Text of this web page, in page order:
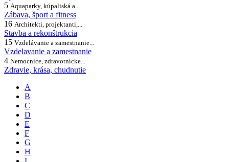
5 Aquaparky, kúpaliská a...
Zábava, šport a fitness
16 Architekti, projektanti,...
Stavba a rekonštrukcia
15 Vzdelávanie a zamestnanie...
Vzdelavanie a zamestnanie
4 Nemocnice, zdravotnícke...
Zdravie, krása, chudnutie
A
B
C
D
E
F
G
H